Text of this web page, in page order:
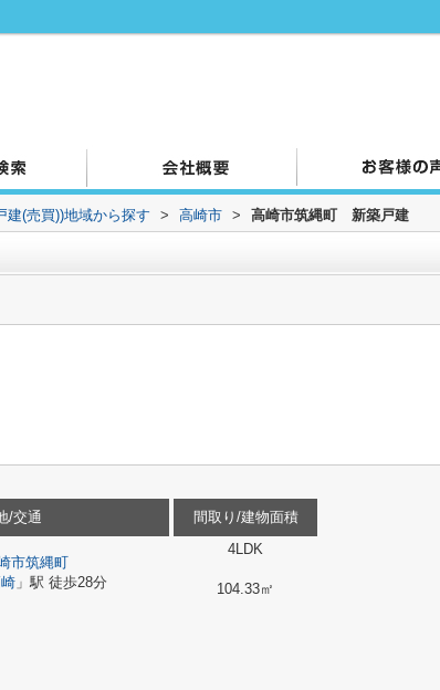
建(売買))地域から探す > 高崎市 > 高崎市筑縄町 新築戸建
/交通
市筑縄町
」駅 徒歩28分
間取り/建物面積
4LDK
104.33㎡